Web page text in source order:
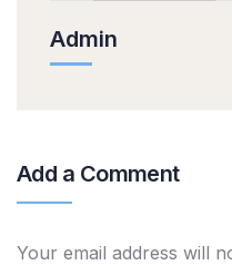
Admin
Add a Comment
Your email address will